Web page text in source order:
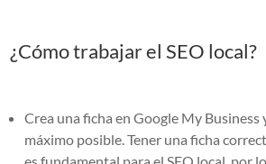
¿Cómo trabajar el SEO local?
Crea una ficha en Google My
máximo posible. Tener una ficha